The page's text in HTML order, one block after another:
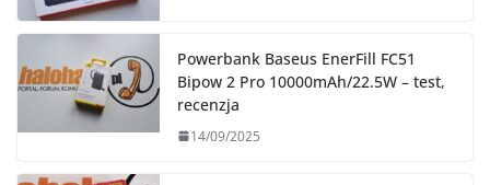
Powerbank Baseus EnerFill FC51
Bipow 2 Pro 10000mAh/22.5W – test,
recenzja
14/09/2025